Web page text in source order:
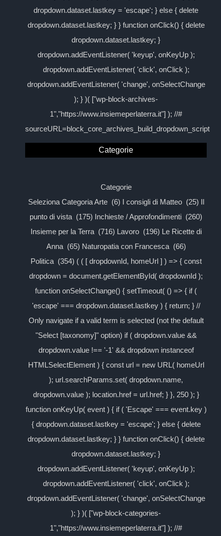
dropdown.dataset.lastkey = 'escape'; } else { delete
dropdown.dataset.lastkey; } } function onClick() { delete
dropdown.dataset.lastkey; }
dropdown.addEventListener( 'keyup', onKeyUp );
dropdown.addEventListener( 'click', onClick );
dropdown.addEventListener( 'change', onSelectChange
); } )( ["wp-block-archives-
1","https://www.insiemeperlaterra.it"] ); //#
sourceURL=block_core_archives_build_dropdown_script
Categorie
Categorie
Seleziona Categoria Arte (6) I consigli di Matteo (25) Il
punto di vista (175) Inchieste / Approfondimenti (260)
Insieme per la Terra (716) Lavoro (196) Le Ricette di
Anna (65) Naturopatia con Francesca (66)
Politica (354) ( ( [ dropdownId, homeUrl ] ) => { const
dropdown = document.getElementById( dropdownId );
function onSelectChange() { setTimeout( () => { if (
'escape' === dropdown.dataset.lastkey ) { return; } //
Only navigate if a valid term is selected (not the default
"Select [taxonomy]" option) if ( dropdown.value &&
dropdown.value !== '-1' && dropdown instanceof
HTMLSelectElement ) { const url = new URL( homeUrl
); url.searchParams.set( dropdown.name,
dropdown.value ); location.href = url.href; } }, 250 ); }
function onKeyUp( event ) { if ( 'Escape' === event.key )
{ dropdown.dataset.lastkey = 'escape'; } else { delete
dropdown.dataset.lastkey; } } function onClick() { delete
dropdown.dataset.lastkey; }
dropdown.addEventListener( 'keyup', onKeyUp );
dropdown.addEventListener( 'click', onClick );
dropdown.addEventListener( 'change', onSelectChange
); } )( ["wp-block-categories-
1","https://www.insiemeperlaterra.it"] ); //#